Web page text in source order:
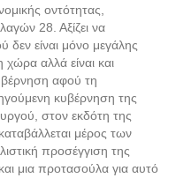
οντότητας,
28. Αξίζει να
δεν είναι μόνο μεγάλης
χώρα αλλά είναι και
αφού τη
κυβέρνηση της
στον εκδότη της
μέρος των
προσέγγιση της
μια προτασούλα για αυτό